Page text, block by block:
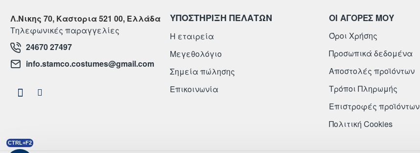
CTRL+F2
Λ.Νικης 70, Καστορια 521 00, Ελλάδα
Τηλεφωνικές παραγγελίες
24670 27497
info.stamco.costumes@gmail.com
ΥΠΟΣΤΗΡΙΞΗ ΠΕΛΑΤΩΝ
Η εταιρεία
Μεγεθολόγιο
Σημεία πώλησης
Επικοινωνία
ΟΙ ΑΓΟΡΕΣ ΜΟΥ
Όροι Χρήσης
Προσωπικά δεδομένα
Αποστολές προϊόντων
Τρόποι Πληρωμής
Επιστροφές προϊόντων
Πολιτική Cookies